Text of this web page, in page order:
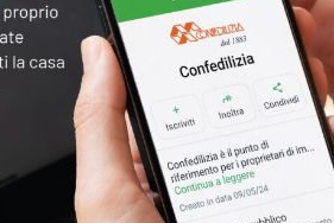
giugno 1993